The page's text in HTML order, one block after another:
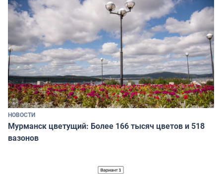
НОВОСТИ
Мурманск цветущий: Более 166 тысяч цветов и 518
вазонов